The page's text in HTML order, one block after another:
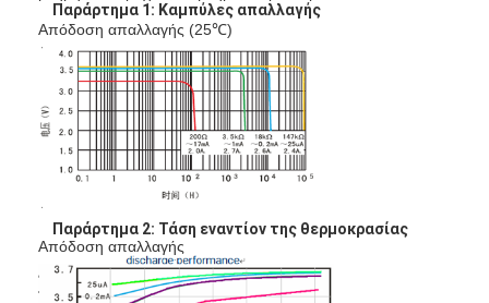
Σπίτι
Προϊόντα
Περίπου εμείς
Παράρτημα 1: Καμπύλες απαλλαγής
Απόδοση απαλλαγής (25℃)
Παράρτημα 2: Τάση εναντίον της θερμοκρασίας
Απόδοση απαλλαγής